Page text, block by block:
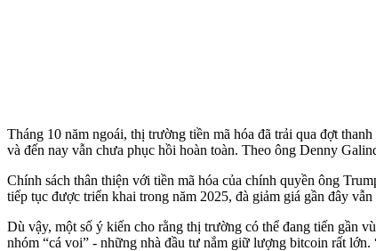
Tháng 10 năm ngoái, thị trường tiền mã hóa đã trải qua đợt
và đến nay vẫn chưa phục hồi hoàn toàn. Theo ông Denny
Chính sách thân thiện với tiền mã hóa của chính quyền ông
tiếp tục được triển khai trong năm 2025, đà giảm giá gần đây
Dù vậy, một số ý kiến cho rằng thị trường có thể đang tiến gần
nhóm “cá voi” - những nhà đầu tư nắm giữ lượng bitcoin rất